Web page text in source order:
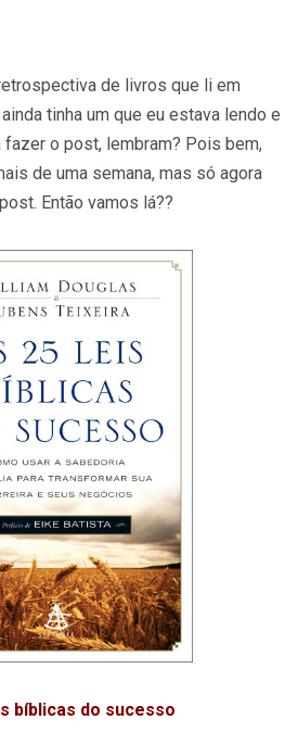
de livros que li em
tinha um que eu estava lendo e
o post, lembram? Pois bem,
de uma semana, mas só agora
Então vamos lá??
bíblicas do sucesso